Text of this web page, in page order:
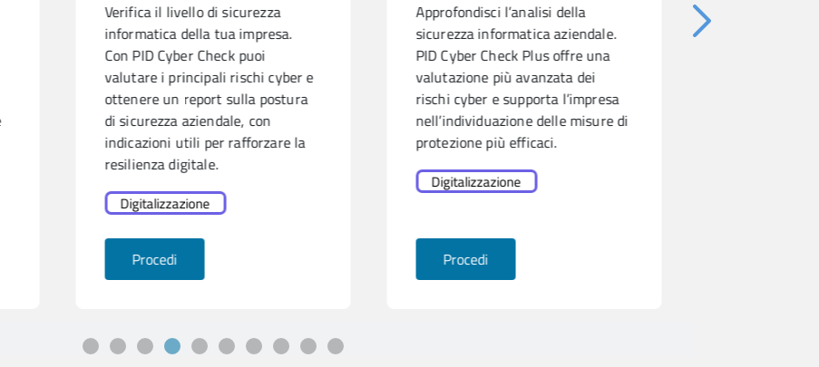
Verifica il livello di sicurezza
informatica della tua impresa.
Con PID Cyber Check puoi
valutare i principali rischi cyber e
ottenere un report sulla postura
di sicurezza aziendale, con
indicazioni utili per rafforzare la
resilienza digitale.
Digitalizzazione
Procedi
Approfondisci l’analisi della
sicurezza informatica aziendale.
PID Cyber Check Plus offre una
valutazione più avanzata dei
rischi cyber e supporta l’impresa
nell’individuazione delle misure di
protezione più efficaci.
Digitalizzazione
Procedi